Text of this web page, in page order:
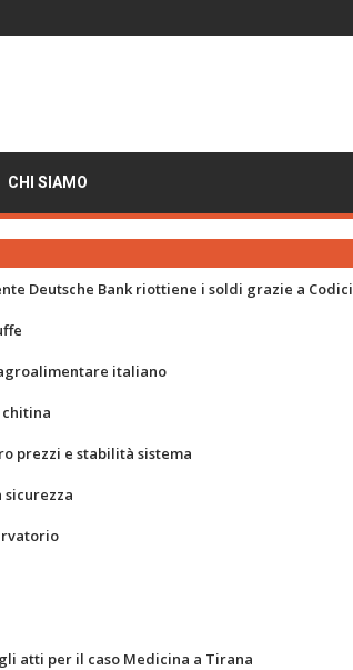
CHI SIAMO
Deutsche Bank riottiene i soldi grazie a Codici
italiano
prezzi e stabilità sistema
sicurezza
atti per il caso Medicina a Tirana